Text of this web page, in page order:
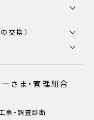
交換）
さま・管理組合
事・調査診断